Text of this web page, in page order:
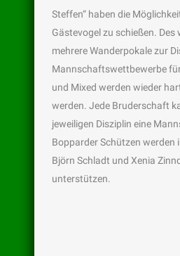
Steffen“ haben die
Gästevogel zu schießen. Des
mehrere Wanderpokale zur
Mannschaftswettbewerbe
und Mixed werden wieder
werden. Jede Bruderschaft
jeweiligen Disziplin eine
Bopparder Schützen werden
Björn Schladt und Xenia
unterstützen.